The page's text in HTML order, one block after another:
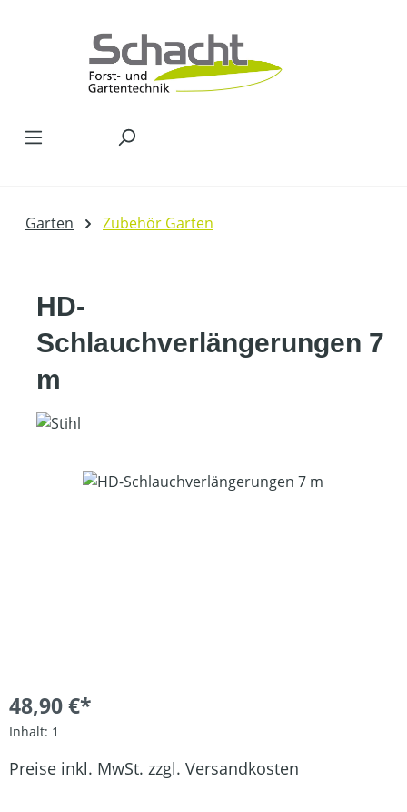
Garten Zubehör Garten
HD-
Schlauchverlängerungen 7
m
Bildergalerie überspringen
48,90 €*
Inhalt: 1
Preise inkl. MwSt. zzgl. Versandkosten